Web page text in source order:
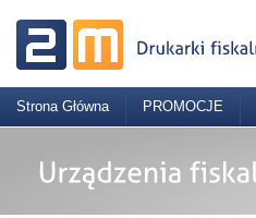
Strona Główna PROMOCJE